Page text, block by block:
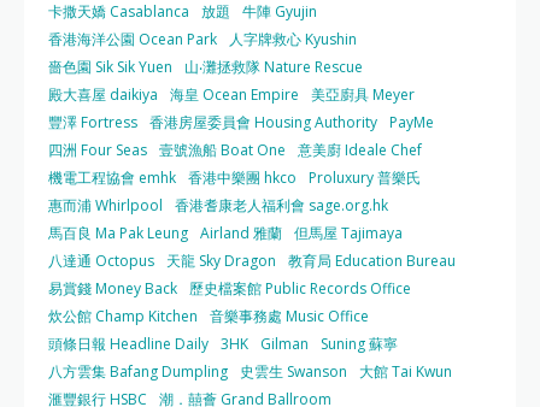
卡撒天嬌 Casablanca
放題
牛陣 Gyujin
香港海洋公園 Ocean Park
人字牌救心 Kyushin
嗇色園 Sik Sik Yuen
山‧灘拯救隊 Nature Rescue
殿大喜屋 daikiya
海皇 Ocean Empire
美亞廚具 Meyer
豐澤 Fortress 香港房屋委員會 Housing Authority PayMe
四洲 Four Seas 壹號漁船 Boat One
意美廚 Ideale Chef
機電工程協會 emhk 香港中樂團 hkco
Proluxury 普樂氏
惠而浦 Whirlpool
香港耆康老人福利會 sage.org.hk
馬百良 Ma Pak Leung Airland 雅蘭 但馬屋 Tajimaya
八達通 Octopus
天龍 Sky Dragon
教育局 Education Bureau
易賞錢 Money Back
歷史檔案館 Public Records Office
炊公館 Champ Kitchen
音樂事務處 Music Office
頭條日報 Headline Daily 3HK Gilman
Suning 蘇寧
八方雲集 Bafang Dumpling
史雲生 Swanson
大館 Tai Kwun
滙豐銀行 HSBC
潮．囍薈 Grand Ballroom